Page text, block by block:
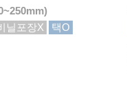
닐포장X 택O